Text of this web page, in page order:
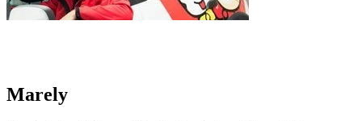
Marely